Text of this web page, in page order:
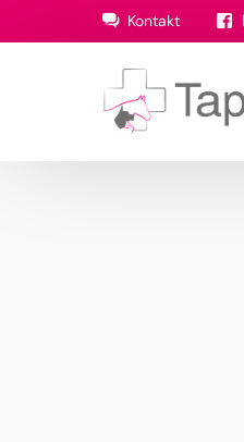
Kontakt